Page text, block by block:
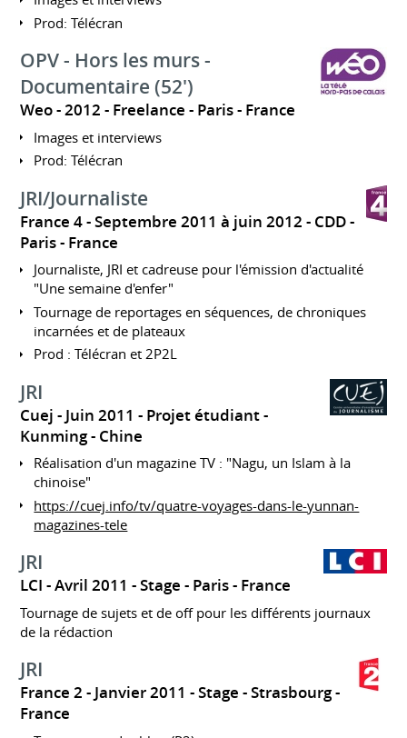
Prod: Télécran
OPV - Hors les murs -
Documentaire (52')
Weo 2012 Freelance Paris France
Images et interviews
Prod: Télécran
JRI/Journaliste
France 4 Septembre 2011 à juin 2012 CDD
Paris
France
Journaliste, JRI et cadreuse pour l'émission d'actualité
"Une semaine d'enfer"
Tournage de reportages en séquences, de chroniques
incarnées et de plateaux
Prod : Télécran et 2P2L
JRI
Cuej Juin 2011 Projet étudiant
Kunming
Chine
Réalisation d'un magazine TV : "Nagu, un Islam à la
chinoise"
https://cuej.info/tv/quatre-voyages-dans-le-yunnan-
magazines-tele
JRI
LCI Avril 2011 Stage Paris France
Tournage de sujets et de off pour les différents journaux
de la rédaction
JRI
France 2 Janvier 2011 Stage
Strasbourg
France